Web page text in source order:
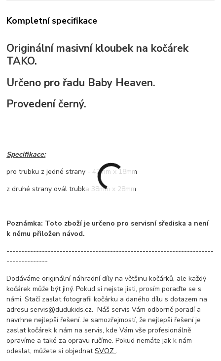
Kompletní specifikace
Originální masivní kloubek na kočárek
TAKO.
Určeno pro řadu Baby Heaven.
Provedení černý.
Specifikace:
pro trubku z jedné strany - 42mm x 18mm
z druhé strany ovál trubka 38mm x 28mm
Poznámka: Toto zboží je určeno pro servisní sřediska a není
k němu přiložen návod.
----------------------------------------------------------------------
--------------
Dodáváme originální náhradní díly na většinu kočárků, ale každý
kočárek může být jiný. Pokud si nejste jisti, prosím poraďte se s
námi. Stačí zaslat fotografii kočárku a daného dílu s dotazem na
adresu servis@dudukids.cz. Náš servis Vám odborně poradí a
navrhne nejlepší řešení. Je samozřejmostí, že nejlepší řešení je
zaslat kočárek k nám na servis, kde Vám vše profesionálně
opravíme a také za opravu ručíme. Pokud nemáte jak k nám
odeslat, můžete si objednatSVOZ.